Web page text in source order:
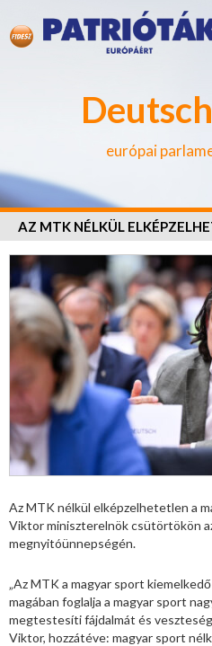
európai
AZ MTK NÉLKÜL
Az MTK nélkül elképzelhetetlen a
Viktor miniszterelnök csütörtökön
megnyitóünnepségén.
„Az MTK a magyar sport
magában foglalja a magyar sport
megtestesíti fájdalmát és
Viktor, hozzátéve: magyar sport